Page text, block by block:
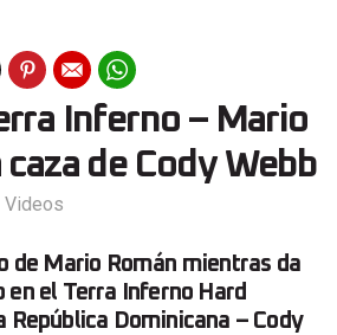
Inferno – Mario
caza de Cody Webb
Videos
de Mario Román mientras da
en el Terra Inferno Hard
República Dominicana – Cody